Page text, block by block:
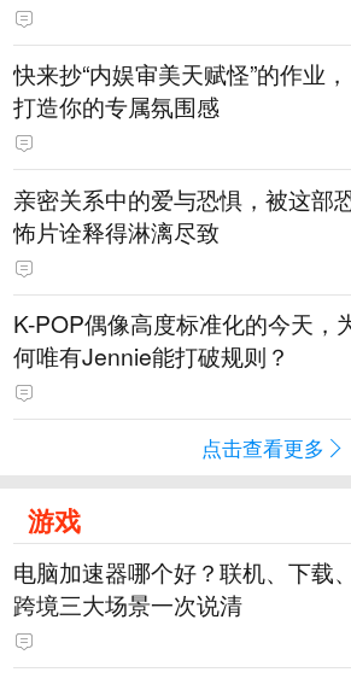
快来抄“内娱审美天赋怪”的作业，
打造你的专属氛围感
亲密关系中的爱与恐惧，被这部
怖片诠释得淋漓尽致
K-POP偶像高度标准化的今天，
何唯有Jennie能打破规则？
点击查看更多
游戏
电脑加速器哪个好？联机、下载、
跨境三大场景一次说清